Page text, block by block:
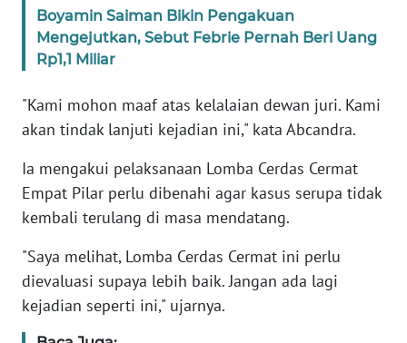
Boyamin Saiman Bikin Pengakuan
Mengejutkan, Sebut Febrie Pernah Beri Uang
Rp1,1 Miliar
"Kami mohon maaf atas kelalaian dewan juri. Kami
akan tindak lanjuti kejadian ini," kata Abcandra.
Ia mengakui pelaksanaan Lomba Cerdas Cermat
Empat Pilar perlu dibenahi agar kasus serupa tidak
kembali terulang di masa mendatang.
"Saya melihat, Lomba Cerdas Cermat ini perlu
dievaluasi supaya lebih baik. Jangan ada lagi
kejadian seperti ini," ujarnya.
REDAKSI
DISCLAIMER
Wahana
News
Regional
WN
SUMUT